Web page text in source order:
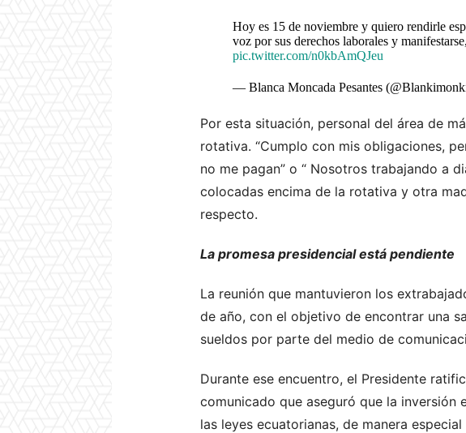
Hoy es 15 de noviembre y quiero rendirle
voz por sus derechos laborales y
pic.twitter.com/n0kbAmQJeu
— Blanca Moncada Pesantes
Por esta situación, personal del área de
rotativa. “Cumplo con mis obligaciones,
no me pagan” o “ Nosotros trabajando a
colocadas encima de la rotativa y otra
respecto.
La promesa presidencial está pendiente
La reunión que mantuvieron los
de año, con el objetivo de encontrar una
sueldos por parte del medio de
Durante ese encuentro, el Presidente
comunicado que aseguró que la inversión
las leyes ecuatorianas, de manera